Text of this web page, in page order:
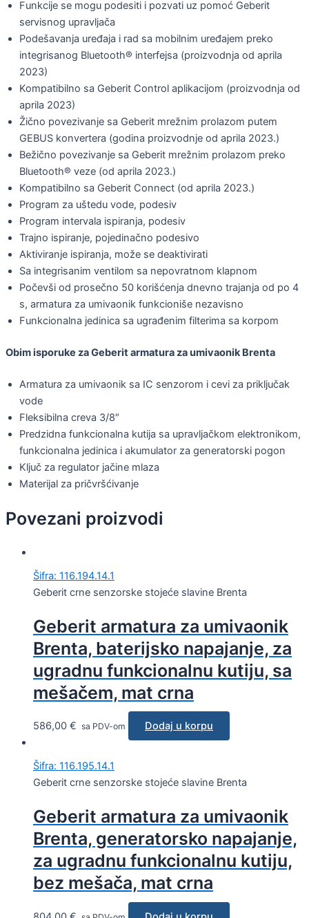
Funkcije se mogu podesiti i pozvati uz pomoć Geberit
servisnog upravljača
Podešavanja uređaja i rad sa mobilnim uređajem preko
integrisanog Bluetooth® interfejsa (proizvodnja od aprila
2023)
Kompatibilno sa Geberit Control aplikacijom (proizvodnja od
aprila 2023)
Žično povezivanje sa Geberit mrežnim prolazom putem
GEBUS konvertera (godina proizvodnje od aprila 2023.)
Bežično povezivanje sa Geberit mrežnim prolazom preko
Bluetooth® veze (od aprila 2023.)
Kompatibilno sa Geberit Connect (od aprila 2023.)
Program za uštedu vode, podesiv
Program intervala ispiranja, podesiv
Trajno ispiranje, pojedinačno podesivo
Aktiviranje ispiranja, može se deaktivirati
Sa integrisanim ventilom sa nepovratnom klapnom
Počevši od prosečno 50 korišćenja dnevno trajanja od po 4
s, armatura za umivaonik funkcioniše nezavisno
Funkcionalna jedinica sa ugrađenim filterima sa korpom
Obim isporuke za Geberit armatura za umivaonik Brenta
Armatura za umivaonik sa IC senzorom i cevi za priključak
vode
Fleksibilna creva 3/8″
Predzidna funkcionalna kutija sa upravljačkom elektronikom,
funkcionalna jedinica i akumulator za generatorski pogon
Ključ za regulator jačine mlaza
Materijal za pričvršćivanje
Povezani proizvodi
Šifra: 116.194.14.1
Geberit crne senzorske stojeće slavine Brenta
Geberit armatura za umivaonik
Brenta, baterijsko napajanje, za
ugradnu funkcionalnu kutiju, sa
mešačem, mat crna
586,00 € sa PDV-om Dodaj u korpu
Šifra: 116.195.14.1
Geberit crne senzorske stojeće slavine Brenta
Geberit armatura za umivaonik
Brenta, generatorsko napajanje,
za ugradnu funkcionalnu kutiju,
bez mešača, mat crna